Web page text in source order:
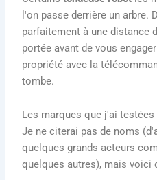
l'on passe derrière un arbre.
parfaitement à une distance
portée avant de vous
propriété avec la
tombe.
Les marques que j'ai testées
Je ne citerai pas de noms
quelques grands acteurs
quelques autres), mais voici